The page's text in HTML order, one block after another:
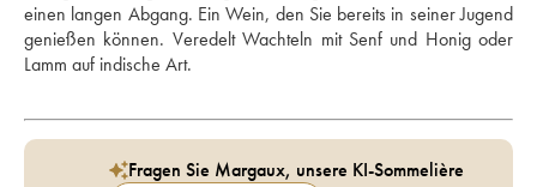
einen langen Abgang. Ein Wein, den Sie bereits in seiner Jugend
genießen können. Veredelt Wachteln mit Senf und Honig oder
Lamm auf indische Art.
Fragen Sie Margaux, unsere KI-Sommelière